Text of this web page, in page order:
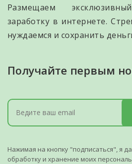
Размещаем
заработку в интернете.
нуждаемся и сохранить
Получайте первым
Нажимая на кнопку "подписаться", я
обработку и хранение моих